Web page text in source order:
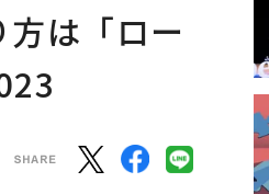
は「ロー